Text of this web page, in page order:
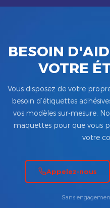
BESOIN
VOTRE
Vous disposez de votre
besoin d’étiquettes
vos modèles sur-mesure.
maquettes pour que vous
votre
Appelez-nous
Sans